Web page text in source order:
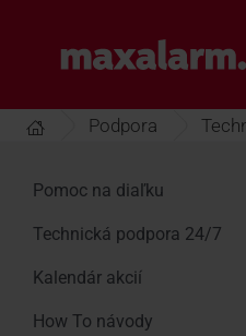
hlavnému
www.maxalarm.sk
Podpora
Pomoc na diaľku
Technická podpora 24/7
Kalendár akcií
How To návody